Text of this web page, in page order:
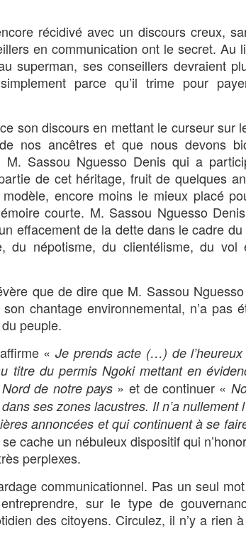
récidivé avec un discours creux,
en communication ont le secret. Au
superman, ses conseillers devraient
parce qu’il trime pour
son discours en mettant le curseur sur
nos ancêtres et que nous devons
Sassou Nguesso Denis qui a
de cet héritage, fruit de quelques
encore moins le mieux placé
courte. M. Sassou Nguesso
effacement de la dette dans le cadre
du népotisme, du clientélisme, du
que de dire que M. Sassou
chantage environnemental, n’a pas
peuple.
«Je prends acte (…) de
titre du permis Ngoki mettant en
de notre pays » et de continuer «
ses zones lacustres. Il n’a nullement
annoncées et qui continuent à se
cache un nébuleux dispositif qui
perplexes.
communicationnel. Pas un seul
sur le type de
des citoyens. Circulez, il n’y a rien